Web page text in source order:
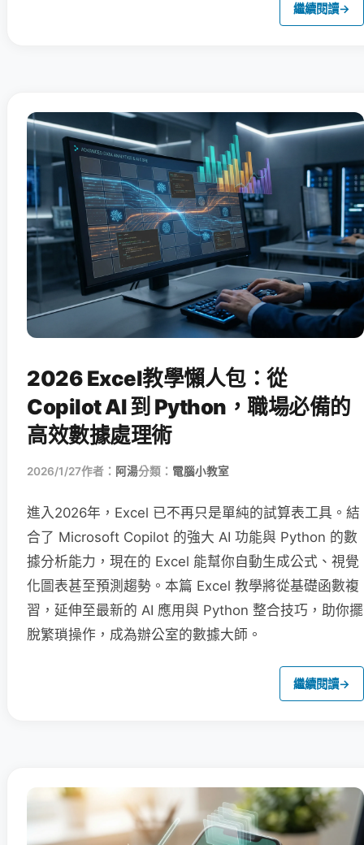
繼續閱讀→
2026 Excel教學懶人包：從
Copilot AI 到 Python，職場必備的
高效數據處理術
2026/1/27作者： 阿湯分類： 電腦小教室
進入2026年，Excel 已不再只是單純的試算表工具。結
合了 Microsoft Copilot 的強大 AI 功能與 Python 的數
據分析能力，現在的 Excel 能幫你自動生成公式、視覺
化圖表甚至預測趨勢。本篇 Excel 教學將從基礎函數複
習，延伸至最新的 AI 應用與 Python 整合技巧，助你擺
脫繁瑣操作，成為辦公室的數據大師。
繼續閱讀→